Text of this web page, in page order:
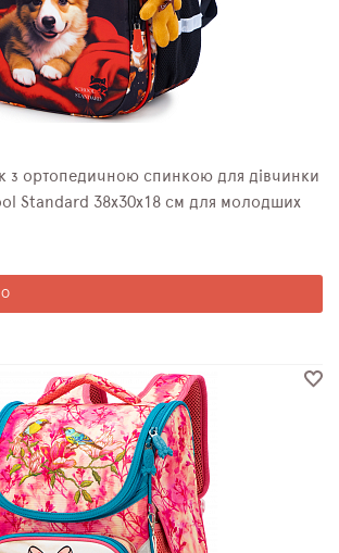
з ортопедичною спинкою для дівчинки
Standard 38х30х18 см для молодших